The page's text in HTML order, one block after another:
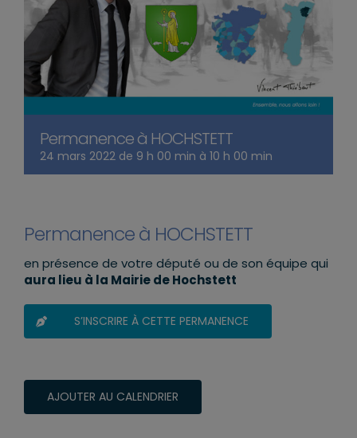
Permanence à HOCHSTETT
24 mars 2022 de 9 h 00 min à 10 h 00 min
Permanence à HOCHSTETT
en présence de votre député ou de son équipe qui
aura lieu à la Mairie de Hochstett
S’INSCRIRE À CETTE PERMANENCE
AJOUTER AU CALENDRIER